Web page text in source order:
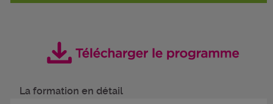
La formation en détail